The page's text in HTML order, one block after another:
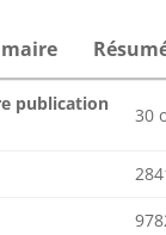
publication
30